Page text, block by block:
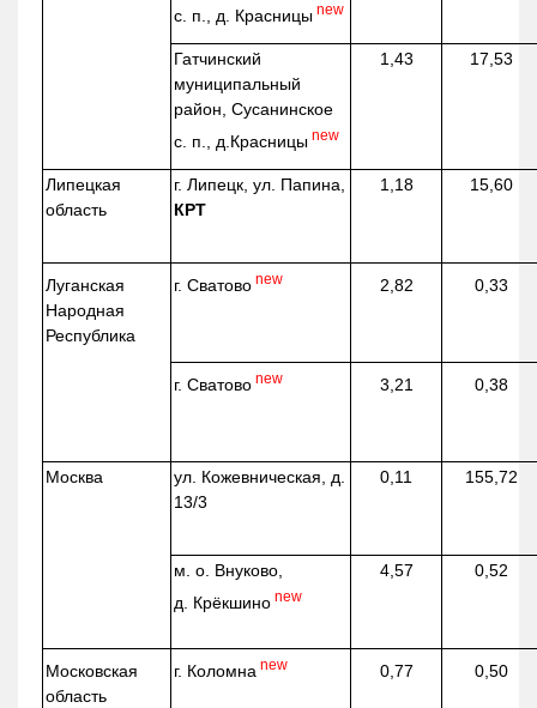
с. п., д. Красницы new
Гатчинский
муниципальный
район, Сусанинское
с. п., д.Красницы new
1,43 17,53
Липецкая
область
г. Липецк, ул. Папина,
КРТ
1,18 15,60
Луганская
Народная
Республика
г. Сватово new 2,82 0,33
г. Сватово new 3,21 0,38
Москва ул. Кожевническая, д.
13/3
0,11 155,72
м. о. Внуково,
д. Крёкшино new
4,57 0,52
Московская
область
г. Коломна new 0,77 0,50